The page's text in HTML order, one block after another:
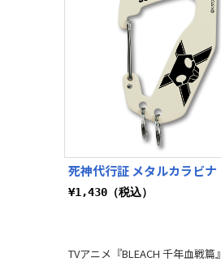
死神代行証 メタルカラビナ
¥1,430（税込）
TVアニメ『BLEACH 千年血戦篇』